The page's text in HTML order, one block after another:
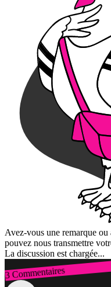
Avez-vous une remarque
pouvez nous transmettre
La discussion est chargée...
3 Commentaires
Connexion